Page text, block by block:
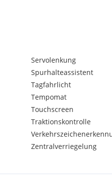
Servolenkung
Spurhalteassistent
Tagfahrlicht
Tempomat
Touchscreen
Traktionskontrolle
Zentralverriegelung